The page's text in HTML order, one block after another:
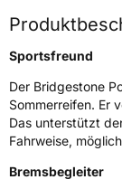
NasshaftungA
Rollgeräusch
Rollgeräusch (dB)
Sportsfreund
Der Bridgestone
Sommerreifen. Er
Das unterstützt
Fahrweise,
Bremsbegleiter